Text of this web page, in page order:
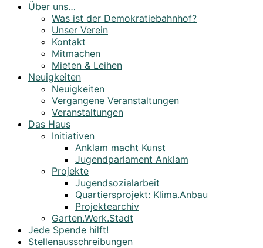
Über uns…
Was ist der Demokratiebahnhof?
Unser Verein
Kontakt
Mitmachen
Mieten & Leihen
Neuigkeiten
Neuigkeiten
Vergangene Veranstaltungen
Veranstaltungen
Das Haus
Initiativen
Anklam macht Kunst
Jugendparlament Anklam
Projekte
Jugendsozialarbeit
Quartiersprojekt: Klima.Anbau
Projektearchiv
Garten.Werk.Stadt
Jede Spende hilft!
Stellenausschreibungen